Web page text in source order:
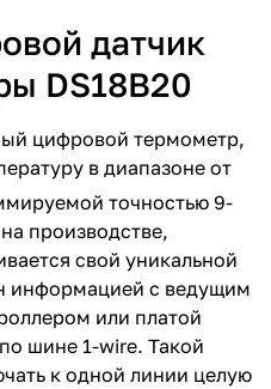
датчик
DS18B20
цифровой термометр,
в диапазоне от
точностью 9-
производстве,
свой уникальной
информацией с ведущим
или платой
шине 1-wire. Такой
к одной линии целую